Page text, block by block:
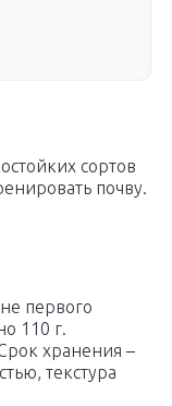
сортов
почву.
первого
110 г.
хранения –
текстура